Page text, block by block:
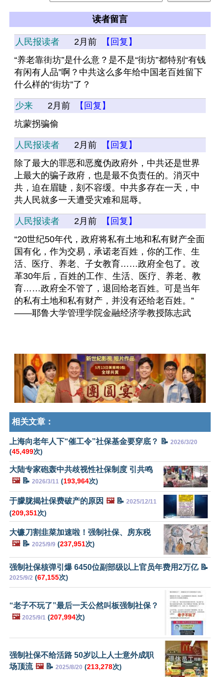
读者留言
人民报读者 2月前
【回复】
“养老靠街坊”是什么意？是不是“街坊”都特别“有钱
有闲有人品”啊？中共这么多年给中国老百姓留下
什么样的“街坊”了？
少来 2月前
【回复】
坑蒙拐骗偷
人民报读者 2月前
【回复】
除了最大的罪恶和恶魔伪政府外，中共还是世界
上最大的骗子政府，也是最不负责任的。消灭中
共，迫在眉睫，刻不容缓。中共多存在一天，中
共人民就多一天遭受灾难和屈辱。
人民报读者 2月前
【回复】
“20世纪50年代，政府将私有土地和私有财产全面
国有化，作为交易，承诺老百姓，你的工作、生
活、医疗、养老、子女教育……政府全包了。改
革30年后，百姓的工作、生活、医疗、养老、教
育……政府全不管了，退回给老百姓。可是当年
的私有土地和私有财产，并没有还给老百姓。”
——耶鲁大学管理学院金融经济学教授陈志武
相关文章：
上海向老年人下“催工令”社保基金要穿底？ 📝 2026/3/20
(45,499次)
大陆专家砲轰中共歧视性社保制度 引共鸣
🖼️📝 2026/3/11 (193,964次)
于朦胧揭社保费破产的原因 🖼️📝 2025/12/11
(209,351次)
大镰刀割韭菜加速啦！强制社保、房东税
🖼️📝 2025/9/9 (237,951次)
强制社保核弹引爆 6450位副部级以上官员年费用2万亿 📝
2025/9/2 (67,155次)
“老子不玩了”最后一天公然叫板强制社保？
🖼️ 2025/9/1 (207,994次)
强制社保不给活路 50岁以上人士意外成职
场顶流 🖼️📝 2025/8/20 (213,278次)